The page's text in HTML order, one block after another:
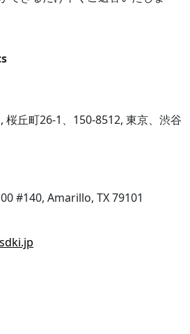
桜丘町26-1、150-8512, 東京、渋谷
#140, Amarillo, TX 79101